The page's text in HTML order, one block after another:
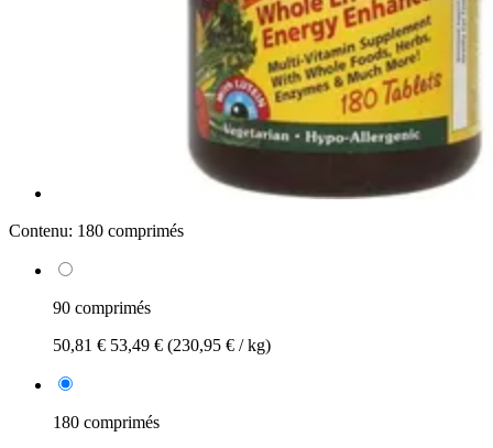
Contenu: 180 comprimés
90 comprimés
50,81 € 53,49 € (230,95 € / kg)
180 comprimés